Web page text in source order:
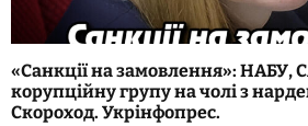
«Санкції на замовлення»: НАБУ,
корупційну групу на чолі з
Скороход. Укрінфопрес.